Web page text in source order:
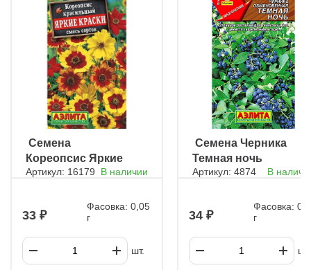
землянику из семян!
ㅤ Семена
Кореопсис Яркие
краски, смесь
Артикул: 16179 В наличии
33
Фасовка: 0,05
г
шт.
ㅤ Семена Черника
Темная ночь
обыкновеная
Артикул: 4874 В
34
Фасовка:
г
шт.